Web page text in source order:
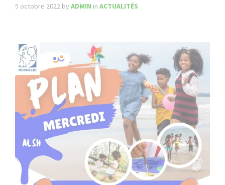
5 octobre 2022 by ADMIN in ACTUALITÉS